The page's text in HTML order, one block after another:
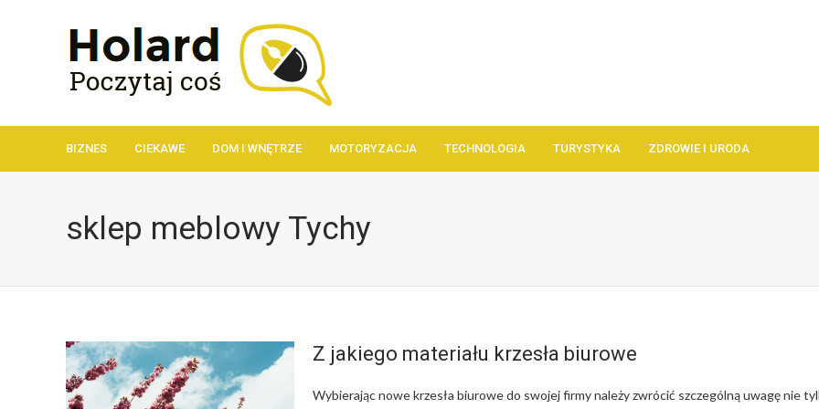
BIZNES CIEKAWE DOM I WNĘTRZE MOTORYZACJA TECHNOLOGIA TURYSTYKA ZDROWIE I URODA
sklep meblowy Tychy
Z jakiego materiału krzesła biurowe
Wybierając nowe krzesła biurowe do swojej firmy należy zwrócić szczególną uwagę nie